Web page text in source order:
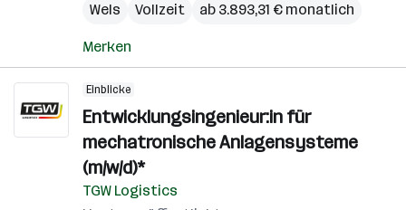
Wels
Vollzeit ab 3.893,31 € monatlich
Merken
Einblicke
Entwicklungsingenieur:in für
mechatronische Anlagensysteme
(m/w/d)*
TGW Logistics